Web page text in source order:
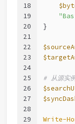
18
19
20
21
22
23
24
25
26
27
28
29
}
# 从源实
Write-